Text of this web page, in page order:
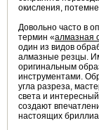
окисления,
Довольно часто в
термин «алмазная
один из видов
алмазные резцы.
оригинальным
инструментами.
угла разреза,
света и
создают
настоящих